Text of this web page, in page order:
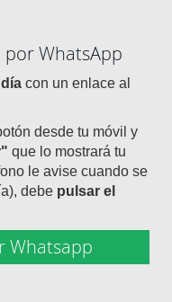
WhatsApp
con un enlace al
desde tu móvil y
que lo mostrará tu
le avise cuando se
debe pulsar el
Whatsapp